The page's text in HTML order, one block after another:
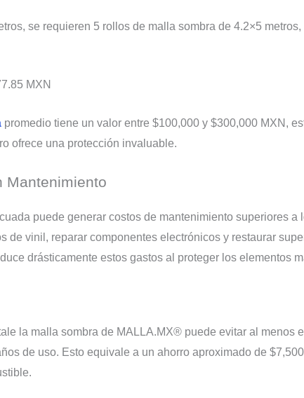
se requieren 5 rollos de malla sombra de 4.2×5
MXN
promedio tiene un valor entre $100,000 y $300,000 MXN,
ofrece una protección invaluable.
Mantenimiento
puede generar costos de mantenimiento superiores
de vinil, reparar componentes electrónicos y restaurar
drásticamente estos gastos al proteger los elementos
la malla sombra de MALLA.MX® puede evitar al menos
de uso. Esto equivale a un ahorro aproximado de